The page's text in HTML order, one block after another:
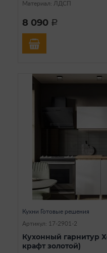
Материал: ЛДСП
8 090 a
Кухни Готовые решения
Артикул: 17-2901-2
Кухонный гарнитур
крафт золотой)